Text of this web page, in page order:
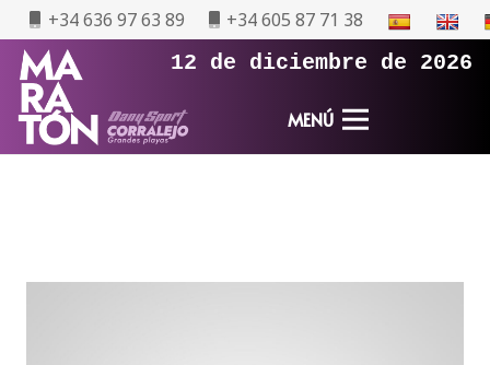
+34 636 97 63 89 +34 605 87 71 38
12 de diciembre de 2026
MENÚ